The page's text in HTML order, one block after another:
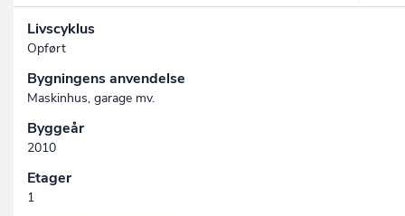
Livscyklus
Opført
Bygningens anvendelse
Maskinhus, garage mv.
Byggeår
2010
Etager
1